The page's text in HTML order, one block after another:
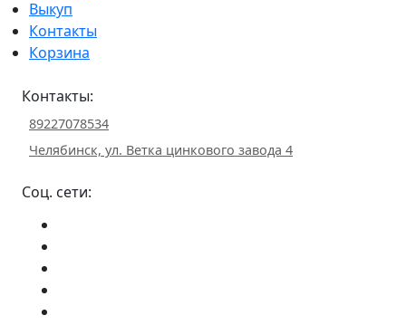
Выкуп
Контакты
Корзина
Контакты:
89227078534
Челябинск, ул. Ветка цинкового завода 4
Соц. сети: